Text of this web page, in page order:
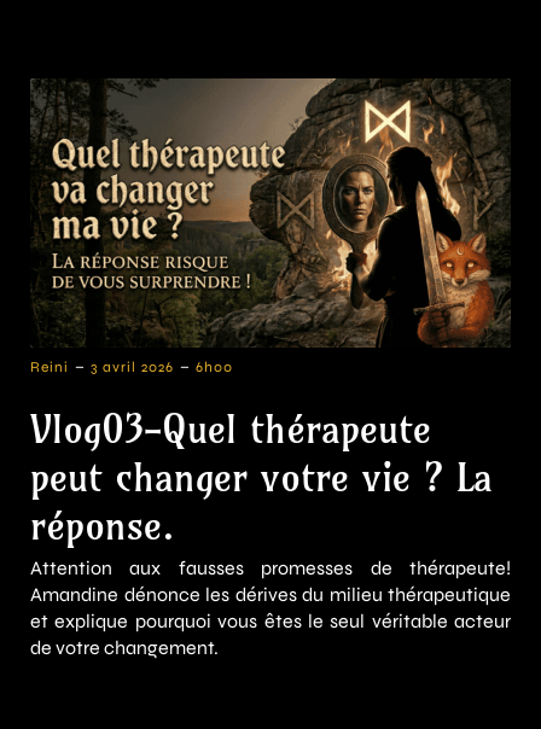
Reini - 3 avril 2026 - 6h00
Vlog03-Quel thérapeute
peut changer votre vie ? La
réponse.
Attention aux fausses promesses de thérapeute!
Amandine dénonce les dérives du milieu thérapeutique
et explique pourquoi vous êtes le seul véritable acteur
de votre changement.